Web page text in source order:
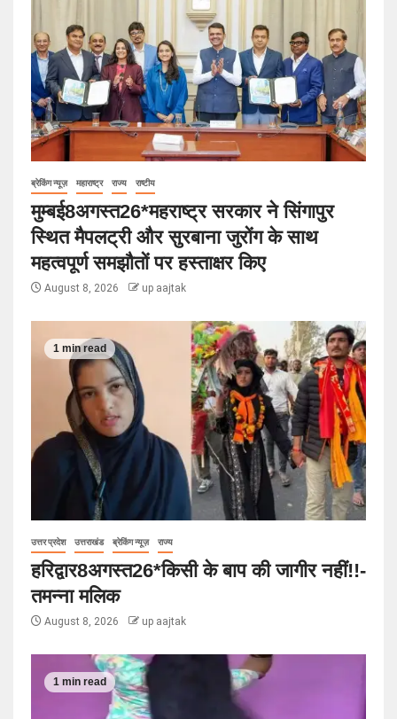
ब्रेकिंग न्यूज़ महाराष्ट्र राज्य राष्टीय
मुम्बई8अगस्त26*महराष्ट्र सरकार ने सिंगापुर
स्थित मैपलट्री और सुरबाना जुरोंग के साथ
महत्वपूर्ण समझौतों पर हस्ताक्षर किए
August 8, 2026 up aajtak
1 min read
उत्तर प्रदेश उत्तराखंड ब्रेकिंग न्यूज़ राज्य
हरिद्वार8अगस्त26*किसी के बाप की जागीर नहीं!!-
तमन्ना मलिक
August 8, 2026 up aajtak
1 min read